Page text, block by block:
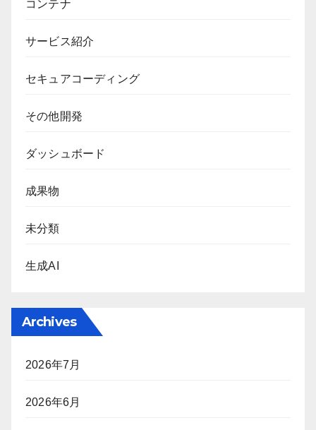
コンテナ
サービス紹介
セキュアコーディング
その他開発
ダッシュボード
成果物
未分類
生成AI
Archives
2026年7月
2026年6月